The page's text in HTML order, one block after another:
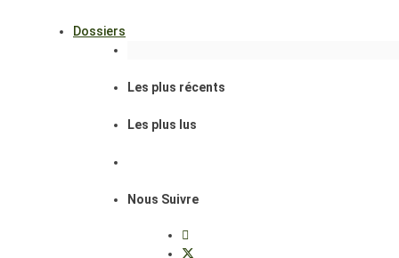
Dossiers
Les plus récents
Les plus lus
Nous Suivre